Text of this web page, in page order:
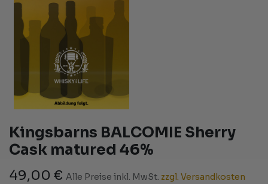
Kingsbarns BALCOMIE Sherry
Cask matured 46%
49,00 € Alle Preise inkl. MwSt. zzgl. Versandkosten